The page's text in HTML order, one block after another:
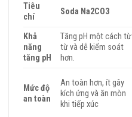
Tiêu
chí
Soda Na2CO3
Khả
năng
tăng pH
Tăng pH một cách từ
từ và dễ kiểm soát
hơn.
Mức độ
an toàn
An toàn hơn, ít gây
kích ứng và ăn mòn
khi tiếp xúc